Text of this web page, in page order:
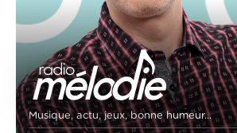
Musique, actu, jeux, bonne humeur...